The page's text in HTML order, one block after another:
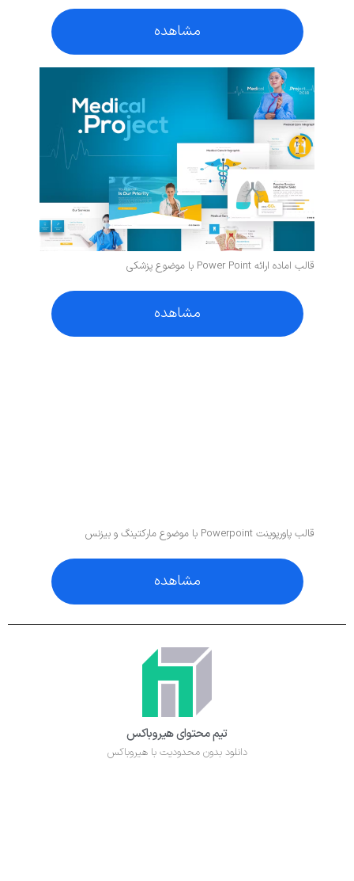
مشاهده
قالب اماده ارائه Power Point با موضوع پزشکی
مشاهده
قالب پاورپوینت Powerpoint با موضوع مارکتینگ و بیزنس
مشاهده
تیم محتوای هیروباکس
دانلود بدون محدودیت با هیروباکس